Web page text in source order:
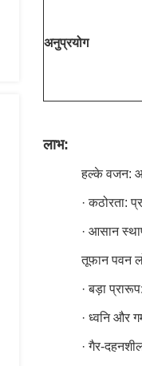
अनुप्रयोग
लाभ:
हल्के वजन:
· कठोरता:
· आसान
तूफान पवन
· बड़ा
· ध्वनि और
· गैर-